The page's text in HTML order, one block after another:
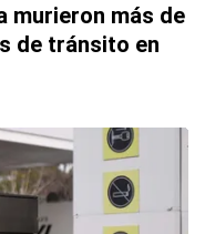
murieron más de
de tránsito en